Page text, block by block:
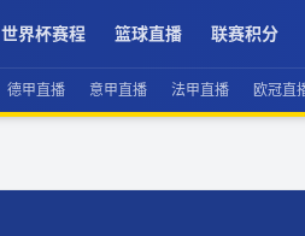
世界杯赛程 篮球直播 联赛积分
德甲直播 意甲直播 法甲直播 欧冠直